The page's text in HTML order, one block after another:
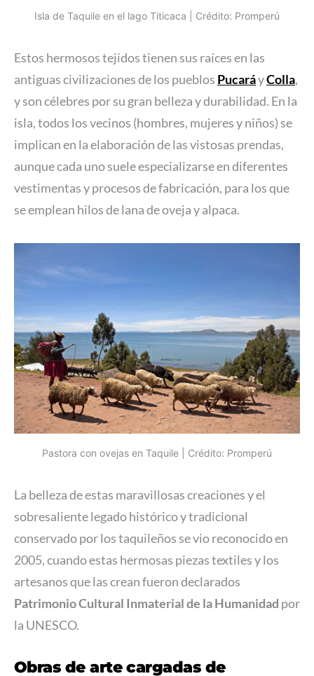
Isla de Taquile en el lago Titicaca | Crédito: Promperú
Estos hermosos tejidos tienen sus raíces en las
antiguas civilizaciones de los pueblos PucaráyColla,
y son célebres por su gran belleza y durabilidad. En la
isla, todos los vecinos (hombres, mujeres y niños) se
implican en la elaboración de las vistosas prendas,
aunque cada uno suele especializarse en diferentes
vestimentas y procesos de fabricación, para los que
se emplean hilos de lana de oveja y alpaca.
Pastora con ovejas en Taquile | Crédito: Promperú
La belleza de estas maravillosas creaciones y el
sobresaliente legado histórico y tradicional
conservado por los taquileños se vio reconocido en
2005, cuando estas hermosas piezas textiles y los
artesanos que las crean fueron declarados
Patrimonio Cultural Inmaterial de la Humanidad por
la UNESCO.
Obras de arte cargadas de